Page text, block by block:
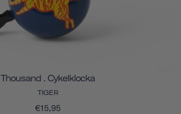
Thousand . Cykelklocka
TIGER
€15,95